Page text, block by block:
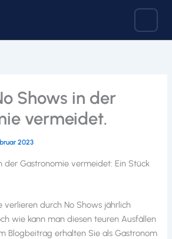
Shows in der
vermeidet.
2023
der Gastronomie vermeidet: Ein Stück
durch No Shows jährlich
wie kann man diesen teuren Ausfällen
Blogbeitrag erhalten Sie als Gastronom